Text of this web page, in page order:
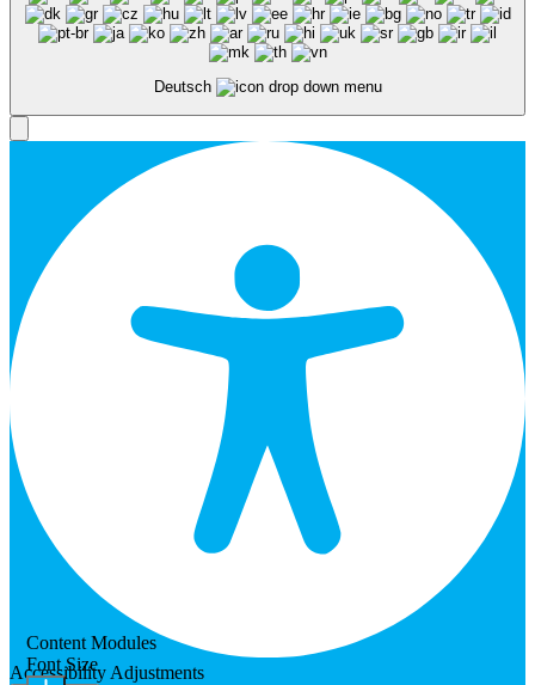
Deutsch
Accessibility Adjustments
Content Modules
Font Size